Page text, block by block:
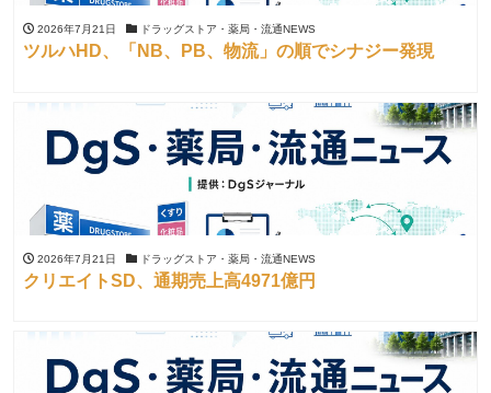
2026年7月21日 ドラッグストア・薬局・流通NEWS
ツルハHD、「NB、PB、物流」の順でシナジー発現
2026年7月21日 ドラッグストア・薬局・流通NEWS
クリエイトSD、通期売上高4971億円